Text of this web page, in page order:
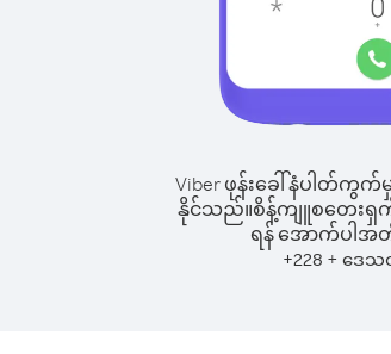
Viber ဖုန်းခေါ်နံပါတ်ကွက်
နိုင်သည်။စိန့်ကျူစတေးရှ
ရန် အောက်ပါအတို
+228 + ဒေသ